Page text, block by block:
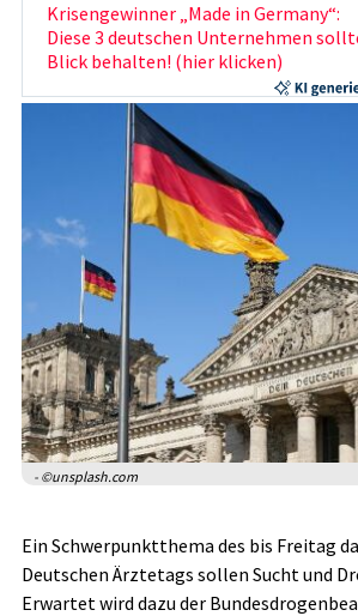
Krisengewinner „Made in Germany“:
Diese 3 deutschen Unternehmen
Blick behalten! (hier klicken)
- ©unsplash.com
Ein Schwerpunktthema des bis Freitag
Deutschen Ärztetags sollen Sucht und
Erwartet wird dazu der